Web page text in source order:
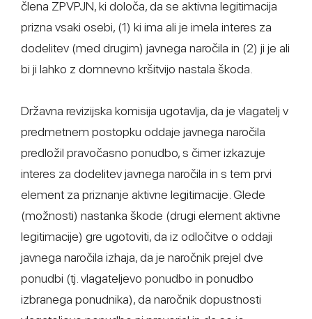
člena ZPVPJN, ki določa, da se aktivna legitimacija
prizna vsaki osebi, (1) ki ima ali je imela interes za
dodelitev (med drugim) javnega naročila in (2) ji je ali
bi ji lahko z domnevno kršitvijo nastala škoda.
Državna revizijska komisija ugotavlja, da je vlagatelj v
predmetnem postopku oddaje javnega naročila
predložil pravočasno ponudbo, s čimer izkazuje
interes za dodelitev javnega naročila in s tem prvi
element za priznanje aktivne legitimacije. Glede
(možnosti) nastanka škode (drugi element aktivne
legitimacije) gre ugotoviti, da iz odločitve o oddaji
javnega naročila izhaja, da je naročnik prejel dve
ponudbi (tj. vlagateljevo ponudbo in ponudbo
izbranega ponudnika), da naročnik dopustnosti